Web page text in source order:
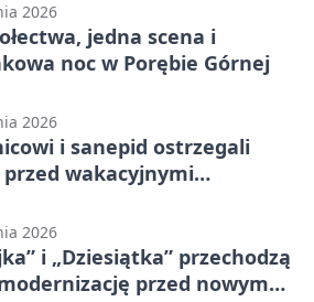
2026
jedna scena i
noc w Porębie Górnej
2026
i sanepid ostrzegali
przed wakacyjnymi
2026
i „Dziesiątka” przechodzą
przed nowym